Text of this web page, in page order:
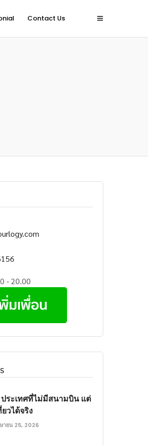
Contact Us
- 20.00
ระเทศที่ไม่มีสนามบิน แต่
ยวได้จริง
ายน 25, 2026